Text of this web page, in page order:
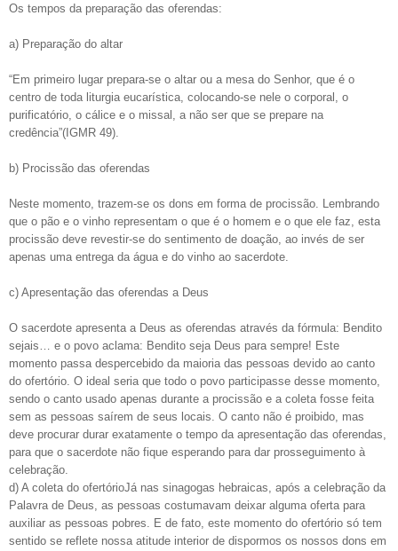
Os tempos da preparação das oferendas:
a) Preparação do altar
“Em primeiro lugar prepara-se o altar ou a mesa do Senhor, que é o
centro de toda liturgia eucarística, colocando-se nele o corporal, o
purificatório, o cálice e o missal, a não ser que se prepare na
credência”(IGMR 49).
b) Procissão das oferendas
Neste momento, trazem-se os dons em forma de procissão. Lembrando
que o pão e o vinho representam o que é o homem e o que ele faz, esta
procissão deve revestir-se do sentimento de doação, ao invés de ser
apenas uma entrega da água e do vinho ao sacerdote.
c) Apresentação das oferendas a Deus
O sacerdote apresenta a Deus as oferendas através da fórmula: Bendito
sejais… e o povo aclama: Bendito seja Deus para sempre! Este
momento passa despercebido da maioria das pessoas devido ao canto
do ofertório. O ideal seria que todo o povo participasse desse momento,
sendo o canto usado apenas durante a procissão e a coleta fosse feita
sem as pessoas saírem de seus locais. O canto não é proibido, mas
deve procurar durar exatamente o tempo da apresentação das oferendas,
para que o sacerdote não fique esperando para dar prosseguimento à
celebração.
d) A coleta do ofertórioJá nas sinagogas hebraicas, após a celebração da
Palavra de Deus, as pessoas costumavam deixar alguma oferta para
auxiliar as pessoas pobres. E de fato, este momento do ofertório só tem
sentido se reflete nossa atitude interior de dispormos os nossos dons em